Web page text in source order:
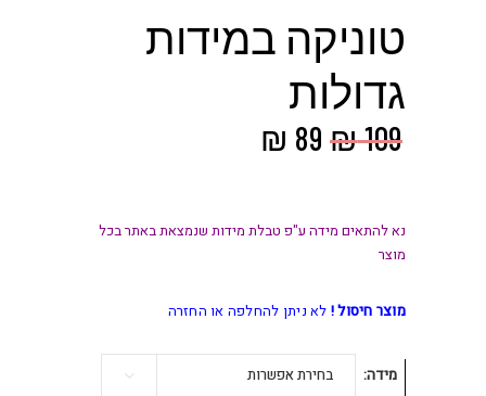
טוניקה במידות
גדולות
₪109
המחיר
₪ 109.
₪ 89
₪ 89.
נא להתאים מידה ע"פ טבלת מידות שנמצאת באתר בכל
מוצר
מוצר חיסול ! לא ניתן להחלפה או החזרה
מידה בחירת אפשרות